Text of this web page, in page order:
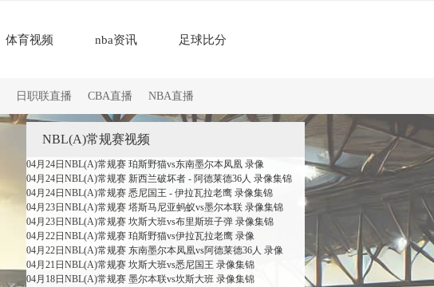
体育视频 nba资讯 足球比分
日职联直播 CBA直播 NBA直播
NBL(A)常规赛视频
04月24日NBL(A)常规赛 珀斯野猫vs东南墨尔本凤凰 录像
04月24日NBL(A)常规赛 新西兰破坏者 - 阿德莱德36人 录像集锦
04月24日NBL(A)常规赛 悉尼国王 - 伊拉瓦拉老鹰 录像集锦
04月23日NBL(A)常规赛 塔斯马尼亚蚂蚁vs墨尔本联 录像集锦
04月23日NBL(A)常规赛 坎斯大班vs布里斯班子弹 录像集锦
04月22日NBL(A)常规赛 珀斯野猫vs伊拉瓦拉老鹰 录像
04月22日NBL(A)常规赛 东南墨尔本凤凰vs阿德莱德36人 录像
04月21日NBL(A)常规赛 坎斯大班vs悉尼国王 录像集锦
04月18日NBL(A)常规赛 墨尔本联vs坎斯大班 录像集锦